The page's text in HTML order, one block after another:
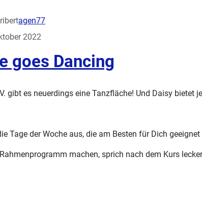
agen77
2022
goes Dancing
gibt es neuerdings eine Tanzfläche! Und Daisy bietet
Tage der Woche aus, die am Besten für Dich geeignet
machen, sprich nach dem Kurs